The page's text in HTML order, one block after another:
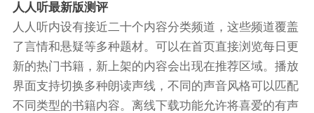
人人听最新版测评
人人听内设有接近二十个内容分类频道，这些频道覆盖
了言情和悬疑等多种题材。可以在首页直接浏览每日更
新的热门书籍，新上架的内容会出现在推荐区域。播放
界面支持切换多种朗读声线，不同的声音风格可以匹配
不同类型的书籍内容。离线下载功能允许将喜爱的有声